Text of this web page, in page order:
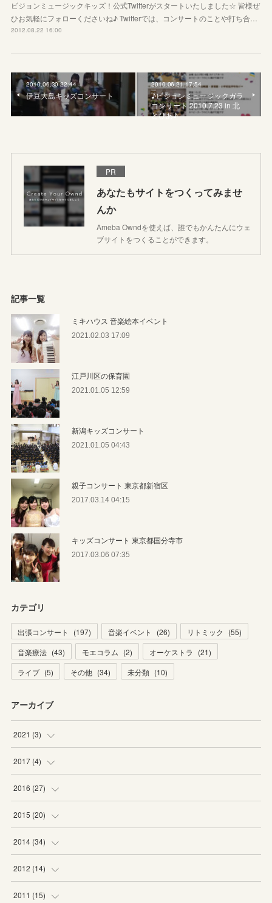
ビジョンミュージックキッズ！公式Twitterがスタートいたしました☆ 皆様ぜ
ひお気軽にフォローくださいね♪ Twitterでは、コンサートのことや打ち合…
2012.08.22 16:00
2010.06.30 22:44
伊豆大島キッズコンサート
2010.06.21 17:54
♪ビジョンミュージックガラ
コンサート 2010.7.23 in 北
とぴあ♪
PR
あなたもサイトをつくってみませ
んか
Ameba Owndを使えば、誰でもかんたんにウェ
ブサイトをつくることができます。
記事一覧
ミキハウス 音楽絵本イベント
2021.02.03 17:09
江戸川区の保育園
2021.01.05 12:59
新潟キッズコンサート
2021.01.05 04:43
親子コンサート 東京都新宿区
2017.03.14 04:15
キッズコンサート 東京都国分寺市
2017.03.06 07:35
カテゴリ
出張コンサート (197) 音楽イベント (26) リトミック (55)
音楽療法 (43) モエコラム (2) オーケストラ (21)
ライブ (5) その他 (34) 未分類 (10)
アーカイブ
2021 (3)
( )
(2
2017 (4)
(2
(2
2016 (27)
(6
(6
(2
(1
2015 (20)
(5
(2
(1
2014 (34)
(4
(6
2012 (14)
(1
2011 (15)